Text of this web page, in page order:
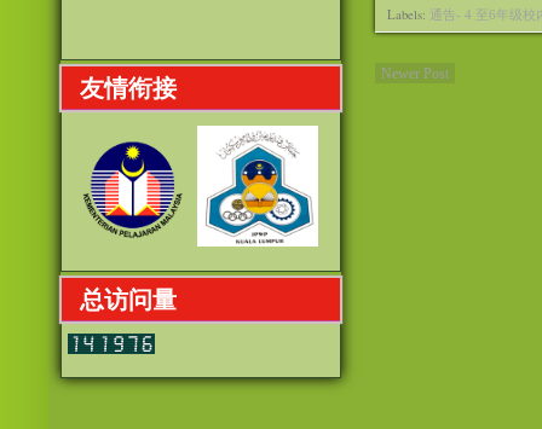
Labels: 通告- 4 至6年级校
Newer Post
友情衔接
总访问量